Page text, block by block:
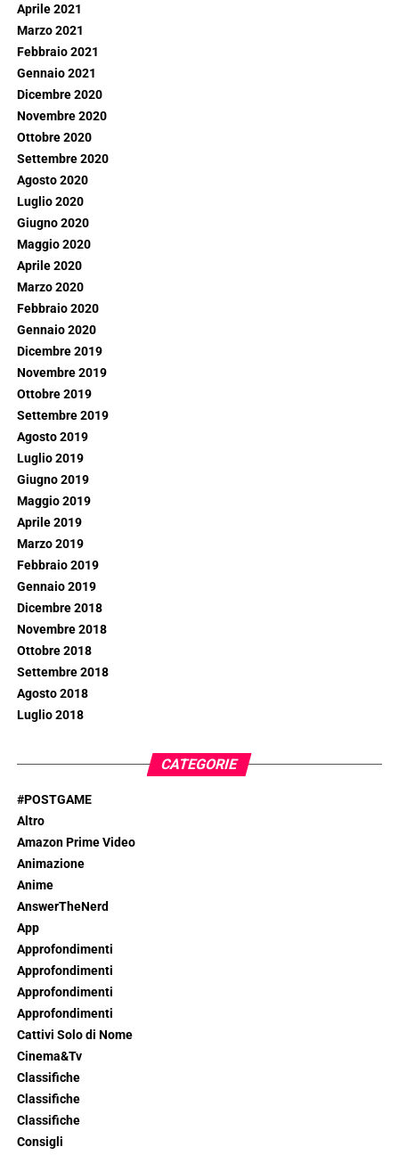
Aprile 2021
Marzo 2021
Febbraio 2021
Gennaio 2021
Dicembre 2020
Novembre 2020
Ottobre 2020
Settembre 2020
Agosto 2020
Luglio 2020
Giugno 2020
Maggio 2020
Aprile 2020
Marzo 2020
Febbraio 2020
Gennaio 2020
Dicembre 2019
Novembre 2019
Ottobre 2019
Settembre 2019
Agosto 2019
Luglio 2019
Giugno 2019
Maggio 2019
Aprile 2019
Marzo 2019
Febbraio 2019
Gennaio 2019
Dicembre 2018
Novembre 2018
Ottobre 2018
Settembre 2018
Agosto 2018
Luglio 2018
CATEGORIE
#POSTGAME
Altro
Amazon Prime Video
Animazione
Anime
AnswerTheNerd
App
Approfondimenti
Approfondimenti
Approfondimenti
Approfondimenti
Cattivi Solo di Nome
Cinema&Tv
Classifiche
Classifiche
Classifiche
Consigli